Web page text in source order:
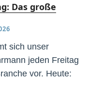
Das große
sich unser
jeden Freitag
vor. Heute: